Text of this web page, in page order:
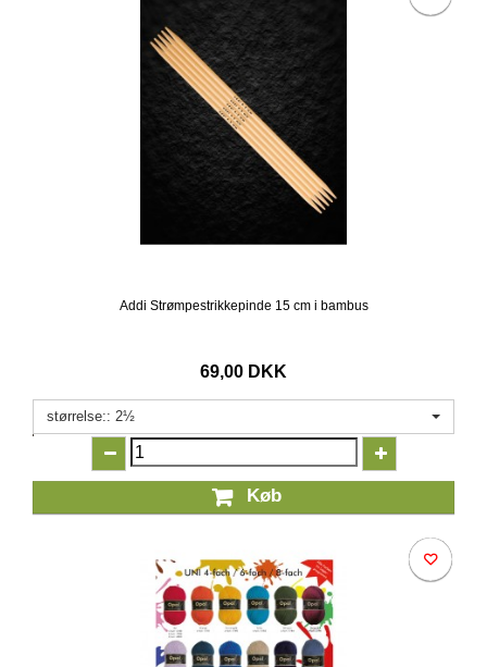
Addi Strømpestrikkepinde 15 cm i bambus
69,00 DKK
størrelse:: 2½
Køb